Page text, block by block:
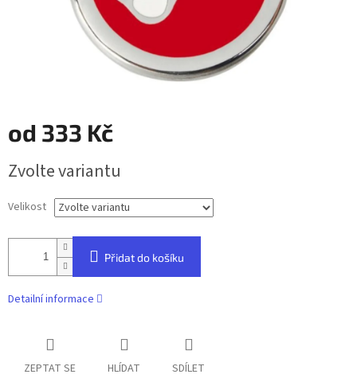
od 333 Kč
cena:
Zvolte variantu
Velikost
Přidat do košíku
Detailní informace
ZEPTAT SE HLÍDAT SDÍLET